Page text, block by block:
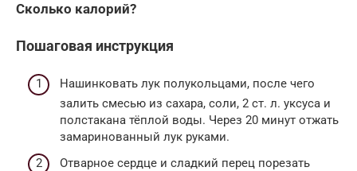
Сколько калорий?
Пошаговая инструкция
Нашинковать лук полукольцами, после чего
залить смесью из сахара, соли, 2 ст. л. уксуса и
полстакана тёплой воды. Через 20 минут отжать
замаринованный лук руками.
Отварное сердце и сладкий перец порезать